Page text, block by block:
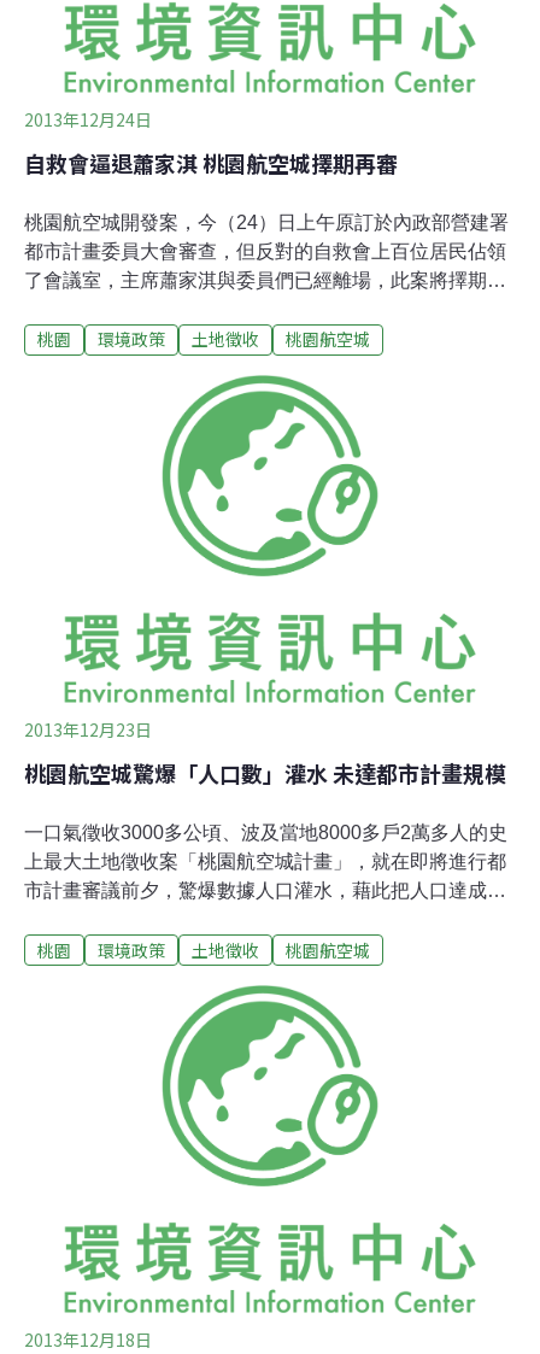
將開始公開展覽30天與10場說明會，民眾可以提出各項陳
情，由專案小組進行
2013年12月24日
自救會逼退蕭家淇 桃園航空城擇期再審
桃園航空城開發案，今（24）日上午原訂於內政部營建署
都市計畫委員大會審查，但反對的自救會上百位居民佔領
了會議室，主席蕭家淇與委員們已經離場，此案將擇期再
照並點起香火，要求事發之後不聞不問的桃縣長吳志揚及
意，而原受安排在大禮堂收看轉播的一百多位自救會成員
也湧入會議室，讓本打算不顧會場騷動持續進行簡報的縣
府代表也終究報告不下去，主席蕭家淇與委員陸續離場，
會議因此中斷，宣告擇期再審。行政院將此案列為「國家
重大建設」，宣稱一定要在年底前通過計畫，更「飆車」
一般的密集在15個工作天內連排11場審議會議，急著走完
程序。此次的都市計畫審查，是計畫相關的各種審查中的
日通過區域計畫審查的「新訂桃園國際機場園區及附近地
區特定區計畫申請書」當中有數據造假，將鄰近
桃園 環境政策 土地徵收 桃園航空城
2013年12月23日
桃園航空城驚爆「人口數」灌水 未達都市計畫規模
一口氣徵收3000多公頃、波及當地8000多戶2萬多人的史
上最大土地徵收案「桃園航空城計畫」，就在即將進行都
市計畫審議前夕，驚爆數據人口灌水，藉此把人口達成率
畫」的法規。學者、立委：程序存在重大瑕疵 立即撤案本
爭議未決，當地居民不斷發出反對聲浪，但行政院副院長
毛治國日前便已喊話，表示相關審議將在年底前完成。尚
未審查便先有結論，財經媒體更以「準備開香檳」斷言此
案將順利通過，更有一波慶祝行情可期。但23日立委林淑
芬、尤美女與都市計畫學者廖本全、徐世榮舉行記者會，
踢爆航空城計畫中，今年4月25日通過審議的「新訂桃園
國際機場園區及附近地區特定區計畫申請書」中有數據涉
了84000人，藉此將都市計畫人口達成率從原本的67%增
加為94%，以逃避「非都
桃園 環境政策 土地徵收 桃園航空城
2013年12月18日